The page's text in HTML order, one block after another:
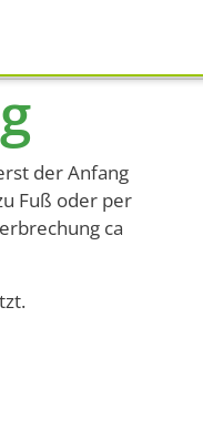
der Anfang
Fuß oder per
ca